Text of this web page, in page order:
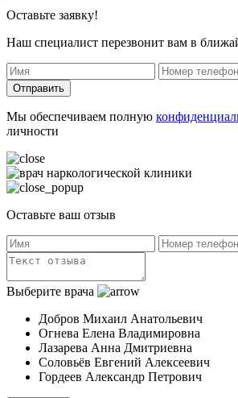
Оставьте заявку!
Наш специалист перезвонит вам в
Отправить
Мы обеспечиваем полную
личности
Оставьте ваш отзыв
Выберите врача
Добров Михаил Анатольевич
Огнева Елена Владимировна
Лазарева Анна Дмитриевна
Соловьёв Евгений Алексеевич
Гордеев Александр Петрович